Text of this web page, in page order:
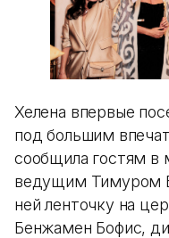
Хелена впервые
под большим
сообщила гостям в
ведущим Тимуром
ней ленточку на
Бенжамен Бофис,